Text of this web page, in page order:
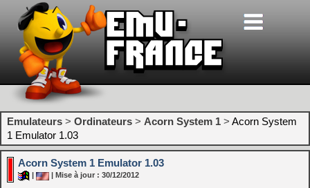
Emulateurs > Ordinateurs > Acorn System 1 > Acorn System
1 Emulator 1.03
Acorn System 1 Emulator 1.03
| Mise à jour : 30/12/2012